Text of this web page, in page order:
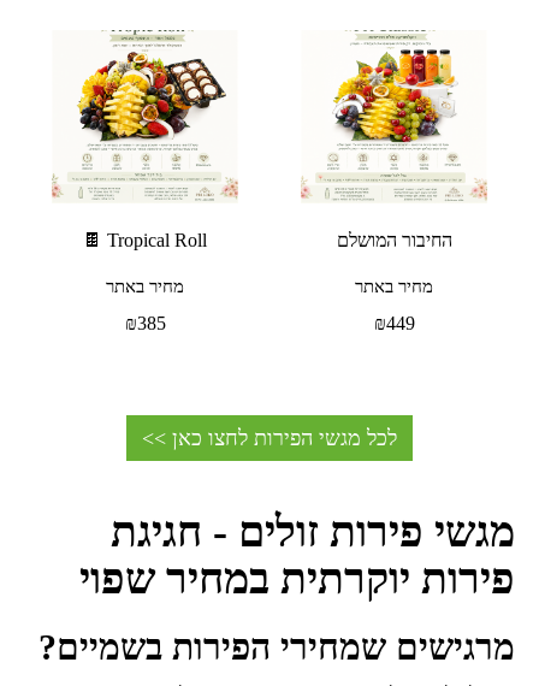
החיבור המושלם
מחיר באתר
₪449
Tropical Roll 🍫
מחיר באתר
₪385
לכל מגשי הפירות לחצו כאן >>
מגשי פירות זולים - חגיגת
פירות יוקרתית במחיר שפוי
מרגישים שמחירי הפירות בשמיים?